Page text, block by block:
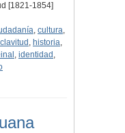
[1821-1854]
, cultura,
, historia,
, identidad ,